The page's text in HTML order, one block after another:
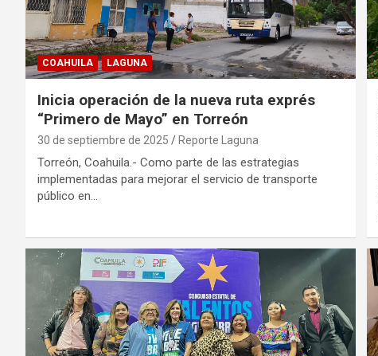
COAHUILA LAGUNA
Inicia operación de la nueva ruta exprés
“Primero de Mayo” en Torreón
30 de septiembre de 2025 Reporte Laguna
Torreón, Coahuila.- Como parte de las estrategias
implementadas para mejorar el servicio de transporte
público en…